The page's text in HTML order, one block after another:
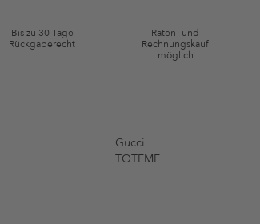
Bis zu 30 Tage
Rückgaberecht
Raten- und
Rechnungskauf
möglich
Gucci
TOTEME